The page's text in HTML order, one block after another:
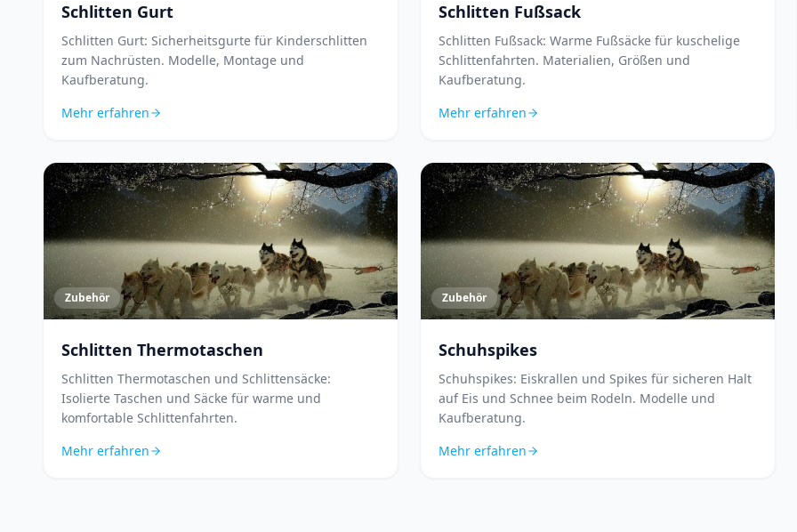
Schlitten Gurt
Schlitten Gurt: Sicherheitsgurte für Kinderschlitten
zum Nachrüsten. Modelle, Montage und
Kaufberatung.
Mehr erfahren
Schlitten Fußsack
Schlitten Fußsack: Warme Fußsäcke für kuschelige
Schlittenfahrten. Materialien, Größen und
Kaufberatung.
Mehr erfahren
Zubehör
Schlitten Thermotaschen
Schlitten Thermotaschen und Schlittensäcke:
Isolierte Taschen und Säcke für warme und
komfortable Schlittenfahrten.
Mehr erfahren
Zubehör
Schuhspikes
Schuhspikes: Eiskrallen und Spikes für sicheren Halt
auf Eis und Schnee beim Rodeln. Modelle und
Kaufberatung.
Mehr erfahren